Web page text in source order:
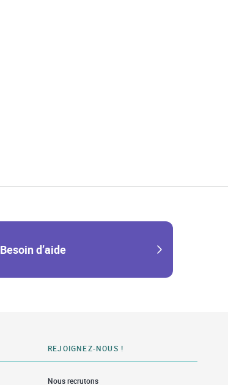
Besoin d’aide
REJOIGNEZ-NOUS !
Nous recrutons